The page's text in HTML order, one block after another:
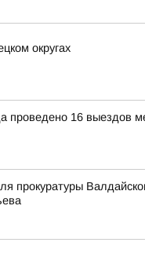
округах
16 выездов
прокуратуры